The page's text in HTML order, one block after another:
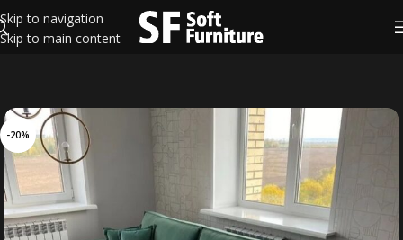
Skip to navigation
Skip to main content
-20%